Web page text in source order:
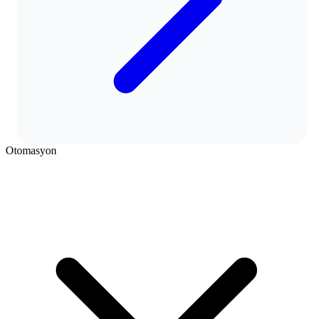
Otomasyon